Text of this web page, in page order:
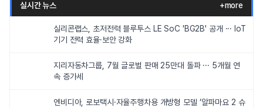
실시간 뉴스 +more
실리콘랩스, 초저전력 블루투스 LE SoC 'BG2B' 공개 ··· IoT
기기 전력 효율·보안 강화
지리자동차그룹, 7월 글로벌 판매 25만대 돌파 ··· 5개월 연
속 증가세
엔비디아, 로보택시·자율주행차용 개방형 모델 ‘알파마요 2 슈